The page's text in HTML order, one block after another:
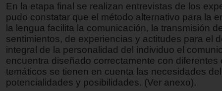
En la etapa final se realizan entrevistas de los
pudo constatar que el método alternativo para la
la lengua facilita la comunicación, la transmisión
sentimientos, de experiencias y actitudes para el
integral de la personalidad del individuo el
encuentra diseñado correctamente con diferentes
temáticos se tienen en cuenta las necesidades
potencialidades y posibilidades. (Ver anexo).